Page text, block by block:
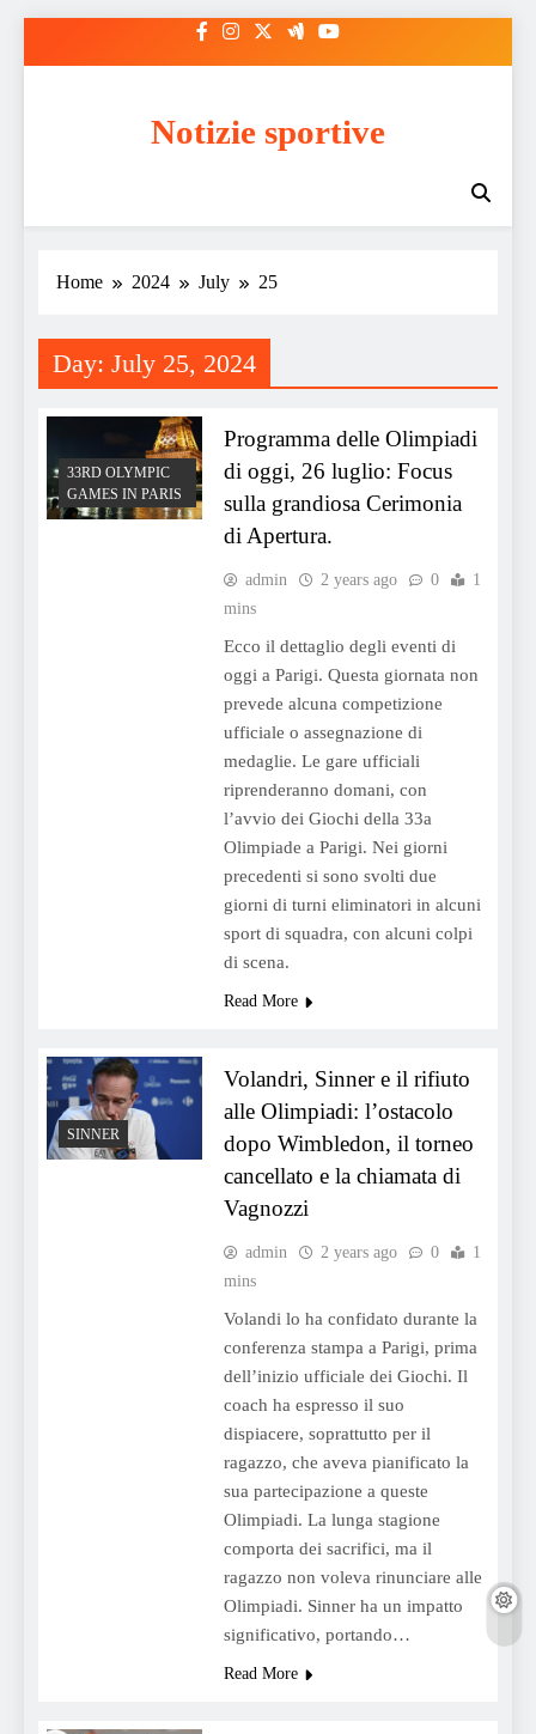
Notizie sportive
Home 2024 July 25
Day: July 25, 2024
33RD OLYMPIC
GAMES IN PARIS
Programma delle Olimpiadi
di oggi, 26 luglio: Focus
sulla grandiosa Cerimonia
di Apertura.
admin 2 years ago 0
1
mins
Ecco il dettaglio degli eventi di
oggi a Parigi. Questa giornata non
prevede alcuna competizione
ufficiale o assegnazione di
medaglie. Le gare ufficiali
riprenderanno domani, con
l’avvio dei Giochi della 33a
Olimpiade a Parigi. Nei giorni
precedenti si sono svolti due
giorni di turni eliminatori in alcuni
sport di squadra, con alcuni colpi
di scena.
Read More
SINNER
Volandri, Sinner e il rifiuto
alle Olimpiadi: l’ostacolo
dopo Wimbledon, il torneo
cancellato e la chiamata di
Vagnozzi
admin 2 years ago 0
1
mins
Volandi lo ha confidato durante la
conferenza stampa a Parigi, prima
dell’inizio ufficiale dei Giochi. Il
coach ha espresso il suo
dispiacere, soprattutto per il
ragazzo, che aveva pianificato la
sua partecipazione a queste
Olimpiadi. La lunga stagione
comporta dei sacrifici, ma il
ragazzo non voleva rinunciare alle
Olimpiadi. Sinner ha un impatto
significativo, portando…
Read More